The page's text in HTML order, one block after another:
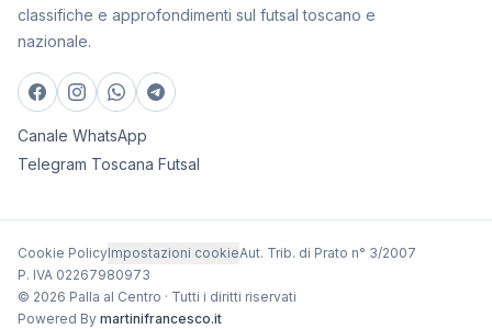
classifiche e approfondimenti sul futsal toscano e
nazionale.
Canale WhatsApp
Telegram Toscana Futsal
Cookie PolicyImpostazioni cookieAut. Trib. di Prato n° 3/2007
P. IVA 02267980973
© 2026 Palla al Centro · Tutti i diritti riservati
Powered By martinifrancesco.it